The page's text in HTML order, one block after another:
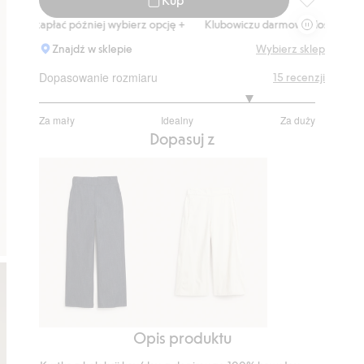
Kurtka
później wybierz opcję +
Klubowiczu darmowa dostawa od 150 zł
Znajdź w sklepie
Wybierz sklep
Dopasowanie rozmiaru
Za mały Idealny Za duży
na
głosów
15 recenzji
Dopasuj z
Dżinsowe
Opis produktu